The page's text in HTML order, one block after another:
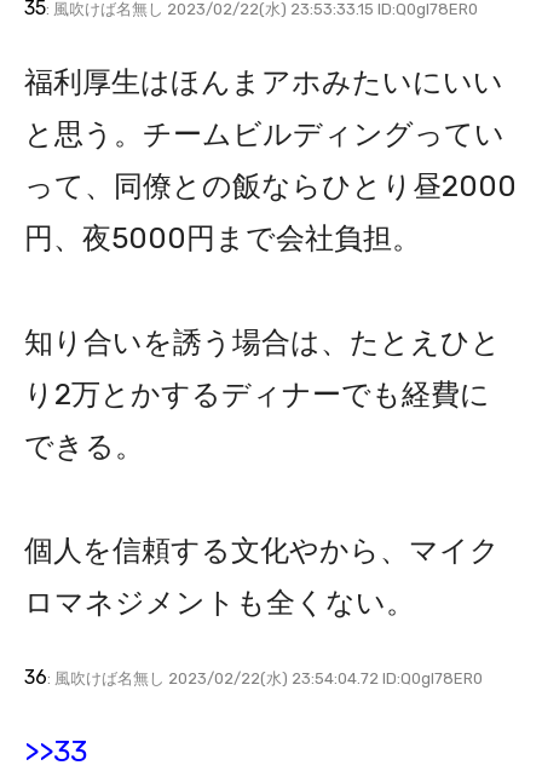
35: 風吹けば名無し 2023/02/22(水) 23:53:33.15 ID:Q0gl78ER0
福利厚生はほんまアホみたいにいい
と思う。チームビルディングってい
って、同僚との飯ならひとり昼2000
円、夜5000円まで会社負担。
知り合いを誘う場合は、たとえひと
り2万とかするディナーでも経費に
できる。
個人を信頼する文化やから、マイク
ロマネジメントも全くない。
36: 風吹けば名無し 2023/02/22(水) 23:54:04.72 ID:Q0gl78ER0
>>33